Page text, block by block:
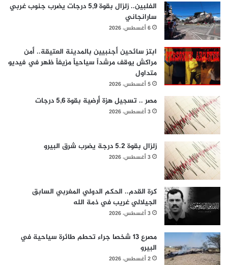
الفلبين.. زلزال بقوة 5,9 درجات يضرب جنوب غربي
سارانجاني
6 أغسطس، 2026
ابتز سائحين أجنبيين بالمدينة العتيقة.. أمن
مراكش يوقف مرشداً سياحياً مزيفاً ظهر في فيديو
متداول
5 أغسطس، 2026
مصر .. تسجيل هزة أرضية بقوة 5,6 درجات
3 أغسطس، 2026
زلزال بقوة 5.2 درجة يضرب شرق البيرو
3 أغسطس، 2026
كرة القدم.. الحكم الدولي المغربي السابق
الجيلالي غريب في ذمة الله
3 أغسطس، 2026
مصرع 13 شخصا جراء تحطم طائرة سياحية في
البيرو
2 أغسطس، 2026